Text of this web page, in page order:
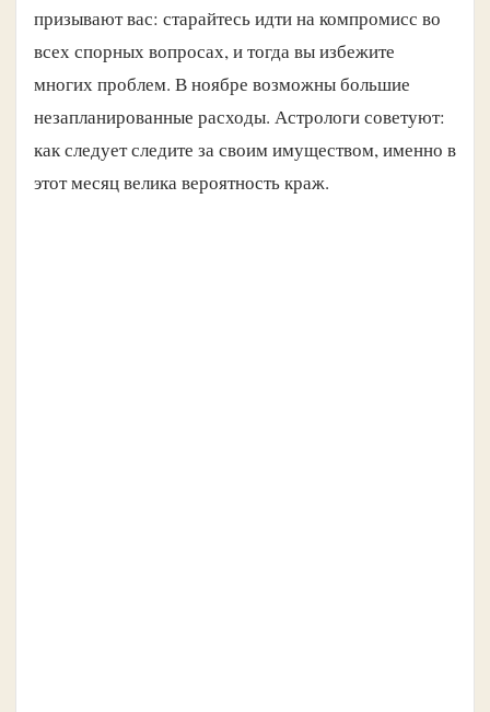
призывают вас: старайтесь идти на компромисс во
всех спорных вопросах, и тогда вы избежите
многих проблем. В ноябре возможны большие
незапланированные расходы. Астрологи советуют:
как следует следите за своим имуществом, именно в
этот месяц велика вероятность краж.